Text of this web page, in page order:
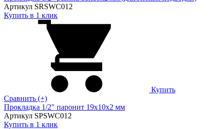
Артикул SRSWC012
Купить в 1 клик
Купить
Сравнить (+)
Прокладка 1/2" паронит 19х10х2 мм
Артикул SPSWC012
Купить в 1 клик